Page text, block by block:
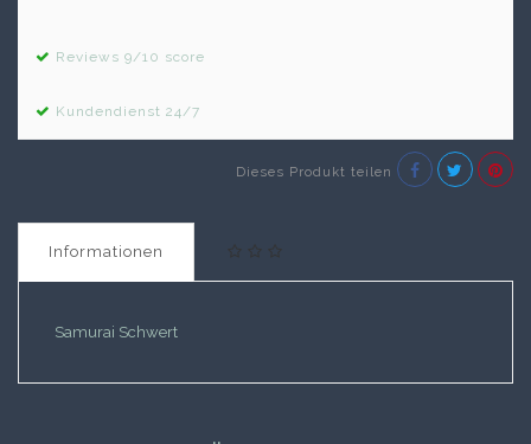
Reviews 9/10 score
Kundendienst 24/7
Dieses Produkt teilen
Informationen
Samurai Schwert